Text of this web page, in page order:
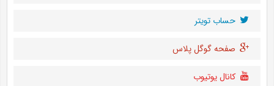
حساب تويتر
صفحه گوگل پلاس
کانال یوتیوب